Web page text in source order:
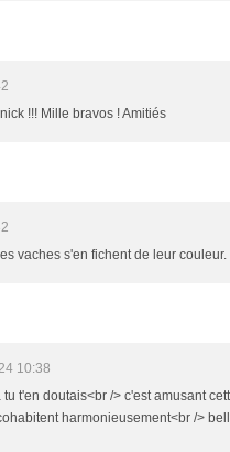
!!! Mille bravos ! Amitiés
vaches s'en fichent de leur
10:38
t'en doutais<br /> c'est amusant
harmonieusement<br />